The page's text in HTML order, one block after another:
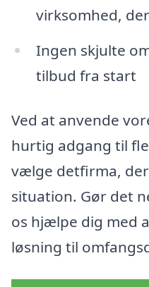
virksomhed,
Ingen skjulte
tilbud fra start
Ved at anvende
hurtig adgang til
vælge detfirma,
situation. Gør det
os hjælpe dig med
løsning til